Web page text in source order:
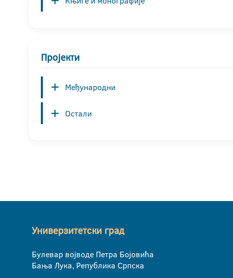
Пројекти
Међународни
Остали
Универзитетски град
Булевар војводе Петра Бојовића
Бања Лука, Република Српска